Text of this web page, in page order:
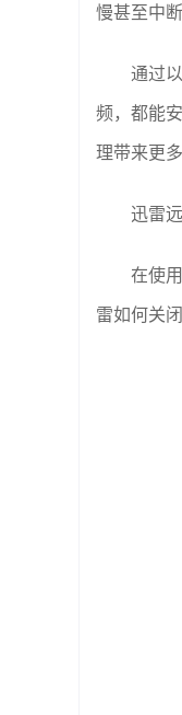
慢甚至中断
通过
频，都能
理带来更多
迅雷
在使
雷如何关